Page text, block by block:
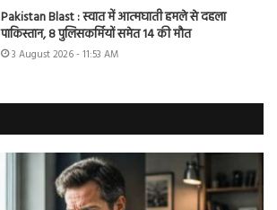
Pakistan Blast : स्वात में आत्मघाती हमले से दहला
पाकिस्तान, 8 पुलिसकर्मियों समेत 14 की मौत
3 August 2026 - 11:53 AM